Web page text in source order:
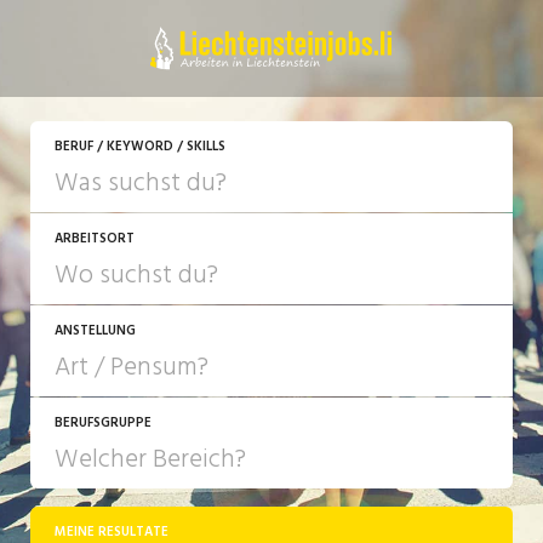
BERUF / KEYWORD / SKILLS
ARBEITSORT
ANSTELLUNG
JOB-TYP
Festanstellung
BERUFSGRUPPE
MEINE RESULTATE
JETZT BEWERBEN